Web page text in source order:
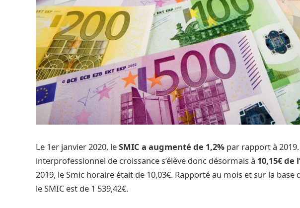
Le 1er janvier 2020, leSMIC a augmenté de 1,2% par rapport à
interprofessionnel de croissance s’élève donc désormais à 10,15€ de
2019, le Smic horaire était de 10,03€. Rapporté au mois et sur la
le SMIC est de 1 539,42€.